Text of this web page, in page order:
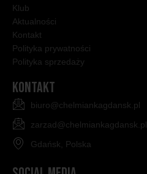
Klub
Aktualności
Kontakt
Polityka prywatności
Polityka sprzedaży
KONTAKT
biuro@chelmiankagdansk.pl
zarzad@chelmiankagdansk.pl
Gdańsk, Polska